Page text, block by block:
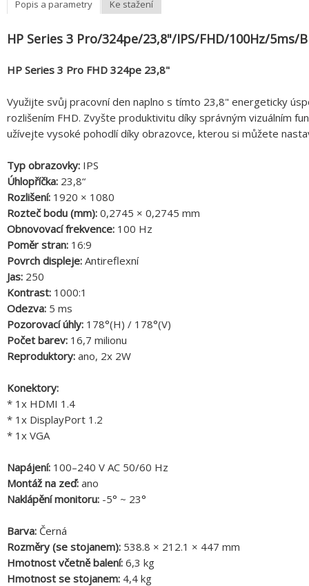
Popis a parametry Ke stažení
HP Series 3 Pro/324pe/23,8"/IPS/FHD/100Hz/5ms/
HP Series 3 Pro FHD 324pe 23,8"
Využijte svůj pracovní den naplno s tímto 23,8" energeticky
rozlišením FHD. Zvyšte produktivitu díky správným vizuálním
užívejte vysoké pohodlí díky obrazovce, kterou si můžete
Typ obrazovky: IPS
Úhlopříčka: 23,8“
Rozlišení: 1920 × 1080
Rozteč bodu (mm): 0,2745 × 0,2745 mm
Obnovovací frekvence: 100 Hz
Poměr stran: 16:9
Povrch displeje: Antireflexní
Jas: 250
Kontrast: 1000:1
Odezva: 5 ms
Pozorovací úhly: 178°(H) / 178°(V)
Počet barev: 16,7 milionu
Reproduktory: ano, 2x 2W
Konektory:
* 1x HDMI 1.4
* 1x DisplayPort 1.2
* 1x VGA
Napájení: 100–240 V AC 50/60 Hz
Montáž na zeď: ano
Naklápění monitoru: -5° ~ 23°
Barva: Černá
Rozměry (se stojanem): 538.8 × 212.1 × 447 mm
Hmotnost včetně balení: 6,3 kg
Hmotnost se stojanem: 4,4 kg